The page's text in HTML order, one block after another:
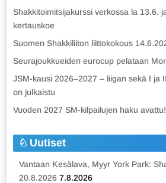
Shakkitoimitsijakurssi verkossa la 13.6.
kertauskoe
Suomen Shakkiliiton liittokokous
Seurajoukkueiden eurocup pelataan
JSM-kausi 2026–2027 – liigan sekä I ja
on julkaistu
Vuoden 2027 SM-kilpailujen haku avattu!
Uutiset
Vantaan Kesälava, Myyr York Park:
20.8.2026 7.8.2026